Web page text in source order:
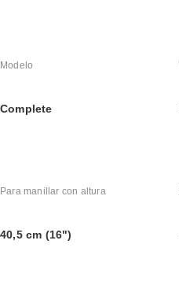
Modelo
Complete
Para manillar con altura
40,5 cm (16")